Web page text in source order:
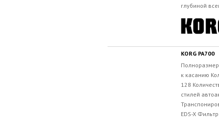
глубиной
KORG PA700
к касанию
128
стилей
EDS-X